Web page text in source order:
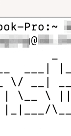
s
p
e
l